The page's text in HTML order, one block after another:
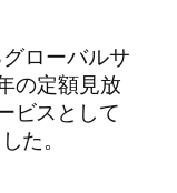
ローバルサ
の定額見放
ビスとして
た。